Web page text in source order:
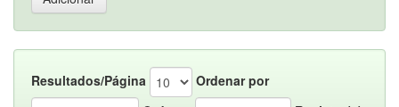
Resultados/Página
Ordenar por